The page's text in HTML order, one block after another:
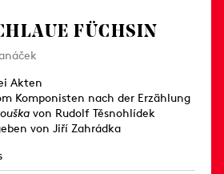
FÜCHSIN
Akten
Komponisten nach der Erzählung
von Rudolf Těsnohlídek
von Jiří Zahrádka